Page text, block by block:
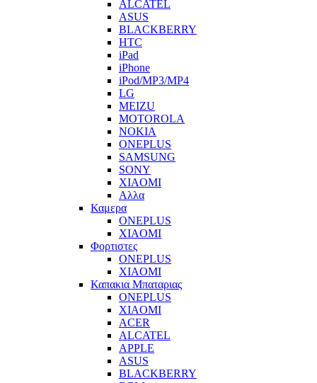
ALCATEL
ASUS
BLACKBERRY
HTC
iPad
iPhone
iPod/MP3/MP4
LG
MEIZU
MOTOROLA
NOKIA
ONEPLUS
SAMSUNG
SONY
XIAOMI
Αλλα
Καμερα
ONEPLUS
XIAOMI
Φορτιστες
ONEPLUS
XIAOMI
Καπακια Μπαταριας
ONEPLUS
XIAOMI
ACER
ALCATEL
APPLE
ASUS
BLACKBERRY